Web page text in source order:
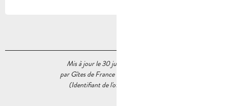
Mis à jour le 30 juin 2026 à 12:56
par Gîtes de France Bouches du Rhône
(Identifiant de l'offre :